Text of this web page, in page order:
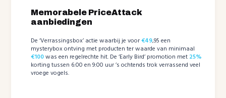
Memorabele PriceAttack
aanbiedingen
De ‘Verrassingsbox’ actie waarbij je voor€49,95 een
mysterybox ontving met producten ter waarde van minimaal
€100was een regelrechte hit. De ‘Early Bird’ promotion met 25%
korting tussen 6:00 en 9:00 uur ’s ochtends trok verrassend veel
vroege vogels.